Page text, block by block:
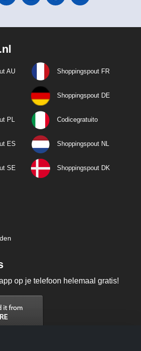
AU Shoppingspout FR
Shoppingspout DE
PL Codicegratuito
ES Shoppingspout NL
SE Shoppingspout DK
op je telefoon helemaal gratis!